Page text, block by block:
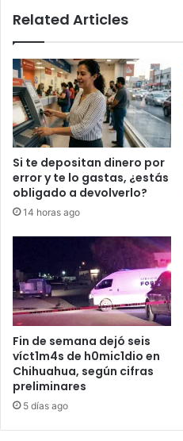
Related Articles
Si te depositan dinero por
error y te lo gastas, ¿estás
obligado a devolverlo?
14 horas ago
Fin de semana dejó seis
víct1m4s de h0mic1dio en
Chihuahua, según cifras
preliminares
5 días ago